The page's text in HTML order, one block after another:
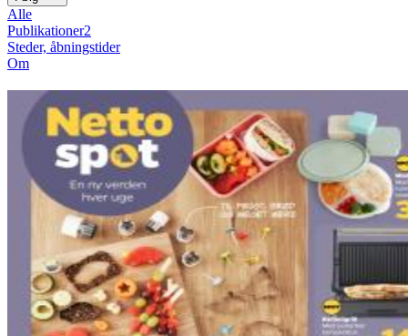
Alle
Publikationer2
Steder, åbningstider
Om